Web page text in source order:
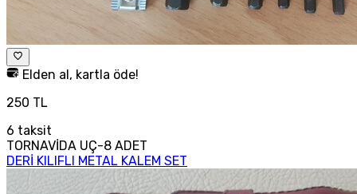
Elden al, kartla öde!
250 TL
6 taksit
TORNAVİDA UÇ-8 ADET
DERİ KILIFLI METAL KALEM SET